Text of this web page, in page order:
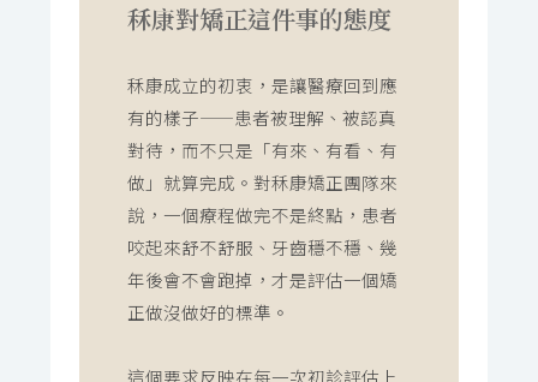
秝康對矯正這件事的態度
秝康成立的初衷，是讓醫療回到應
有的樣子——患者被理解、被認真
對待，而不只是「有來、有看、有
做」就算完成。對秝康矯正團隊來
說，一個療程做完不是終點，患者
咬起來舒不舒服、牙齒穩不穩、幾
年後會不會跑掉，才是評估一個矯
正做沒做好的標準。
這個要求反映在每一次初診評估上